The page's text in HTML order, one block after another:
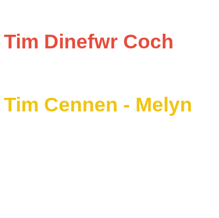
Tim Dinefwr Coch
Tim Cennen - Melyn